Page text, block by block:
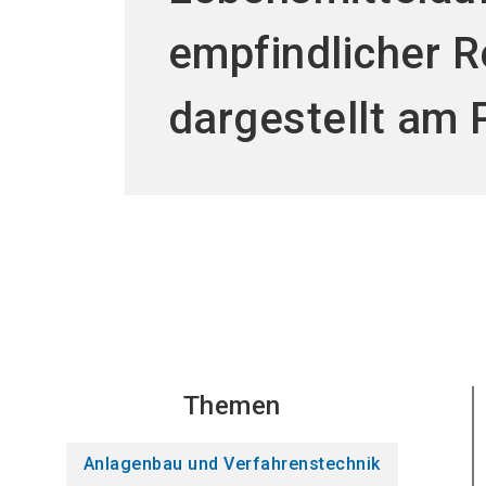
empfindlicher
dargestellt am
Themen
Anlagenbau und Verfahrenstechnik